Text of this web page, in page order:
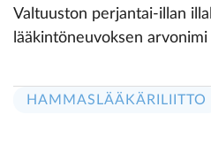
Valtuuston perjantai-illan
lääkintöneuvoksen
HAMMASLÄÄKÄRILIITTO